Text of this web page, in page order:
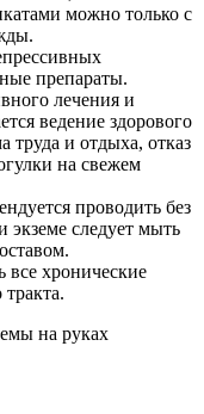
можно только с
препараты.
лечения и
ведение здорового
труда и отдыха, отказ
на свежем
проводить без
экземе следует мыть
все хронические